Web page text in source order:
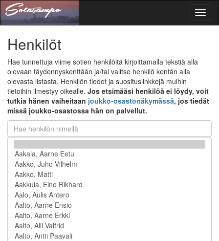
Henkilöt
Hae tunnettuja viime sotien henkilöitä kirjoittamalla tekstiä alla
olevaan täydennyskenttään ja/tai valitse henkilö kentän alla
olevasta listasta. Henkilön tiedot ja suosituslinkkejä muihin
tietoihin ilmestyy oikealle. Jos etsimääsi henkilöä ei löydy, voit
tutkia hänen vaiheitaan joukko-osastonäkymässä, jos tiedät
missä joukko-osastossa hän on palvellut.